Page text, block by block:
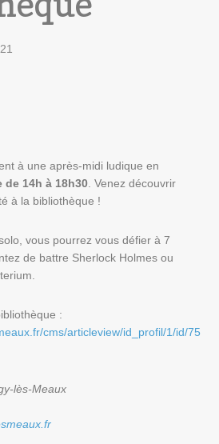
à une après-midi ludique en
de 14h à 18h30 . Venez découvrir
à la bibliothèque !
vous pourrez vous défier à 7
de battre Sherlock Holmes ou
:
cms/articleview/id_profil/1/id/75
lès-Meaux